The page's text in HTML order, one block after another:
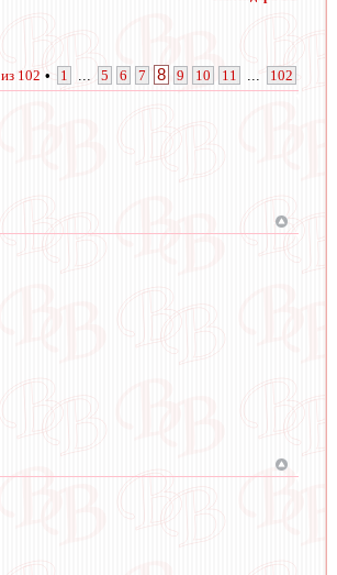
из 102 • 1 5 6 7 8 9 10 11 102